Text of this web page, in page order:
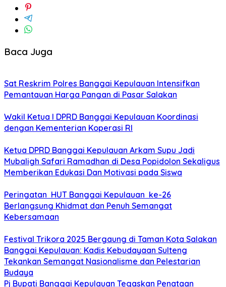
Baca Juga
Sat Reskrim Polres Banggai Kepulauan Intensifkan
Pemantauan Harga Pangan di Pasar Salakan
Wakil Ketua I DPRD Banggai Kepulauan Koordinasi
dengan Kementerian Koperasi RI
Ketua DPRD Banggai Kepulauan Arkam Supu Jadi
Mubaligh Safari Ramadhan di Desa Popidolon Sekaligus
Memberikan Edukasi Dan Motivasi pada Siswa
Peringatan HUT Banggai Kepulauan ke-26
Berlangsung Khidmat dan Penuh Semangat
Kebersamaan
Festival Trikora 2025 Bergaung di Taman Kota Salakan
Banggai Kepulauan: Kadis Kebudayaan Sulteng
Tekankan Semangat Nasionalisme dan Pelestarian
Budaya
Pj Bupati Banggai Kepulauan Tegaskan Penataan